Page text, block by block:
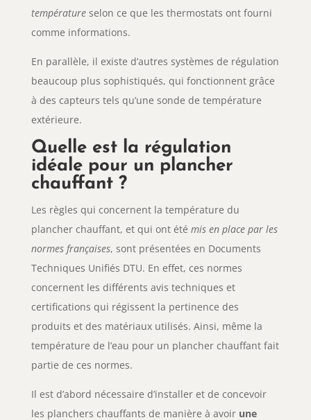
température selon ce que les thermostats ont fourni
comme informations.
En parallèle, il existe d’autres systèmes de régulation
beaucoup plus sophistiqués, qui fonctionnent grâce
à des capteurs tels qu’une sonde de température
extérieure.
Quelle est la régulation
idéale pour un plancher
chauffant ?
Les règles qui concernent la température du
plancher chauffant, et qui ont été mis en place par les
normes françaises, sont présentées en Documents
Techniques Unifiés DTU. En effet, ces normes
concernent les différents avis techniques et
certifications qui régissent la pertinence des
produits et des matériaux utilisés. Ainsi, même la
température de l’eau pour un plancher chauffant fait
partie de ces normes.
Il est d’abord nécessaire d’installer et de concevoir
les planchers chauffants de manière à avoirune